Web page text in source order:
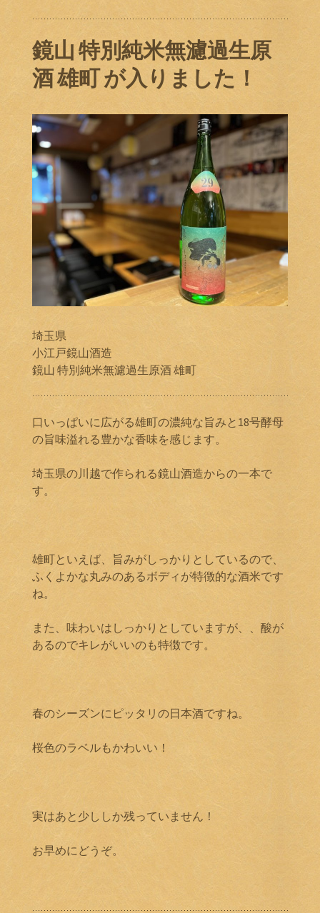
鏡山 特別純米無濾過生原
酒 雄町 が入りました！
埼玉県
小江戸鏡山酒造
鏡山 特別純米無濾過生原酒 雄町
口いっぱいに広がる雄町の濃純な旨みと18号酵母
の旨味溢れる豊かな香味を感じます。
埼玉県の川越で作られる鏡山酒造からの一本で
す。
雄町といえば、旨みがしっかりとしているので、
ふくよかな丸みのあるボディが特徴的な酒米です
ね。
また、味わいはしっかりとしていますが、、酸が
あるのでキレがいいのも特徴です。
春のシーズンにピッタリの日本酒ですね。
桜色のラベルもかわいい！
実はあと少ししか残っていません！
お早めにどうぞ。